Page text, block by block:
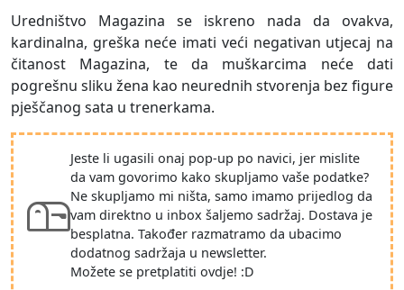
Uredništvo Magazina se iskreno nada da ovakva,
kardinalna, greška neće imati veći negativan utjecaj na
čitanost Magazina, te da muškarcima neće dati
pogrešnu sliku žena kao neurednih stvorenja bez figure
pješčanog sata u trenerkama.
Jeste li ugasili onaj pop-up po navici, jer mislite
da vam govorimo kako skupljamo vaše podatke?
Ne skupljamo mi ništa, samo imamo prijedlog da
vam direktno u inbox šaljemo sadržaj. Dostava je
besplatna. Također razmatramo da ubacimo
dodatnog sadržaja u newsletter.
Možete se pretplatiti ovdje! :D